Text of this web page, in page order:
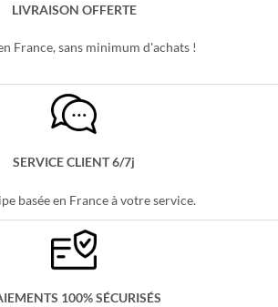
LIVRAISON OFFERTE
France, sans minimum d'achats !
SERVICE CLIENT 6/7j
basée en France à votre service.
100% SÉCURISÉS